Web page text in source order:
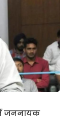
में जननायक